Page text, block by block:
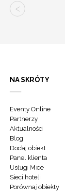
NA SKRÓTY
Eventy Online
Partnerzy
Aktualności
Blog
Dodaj obiekt
Panel klienta
Usługi Mice
Sieci hoteli
Porównaj obiekty